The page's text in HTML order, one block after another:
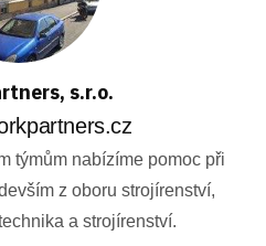
s.r.o.
týmům nabízíme pomoc při
z oboru strojírenství,
a strojírenství.